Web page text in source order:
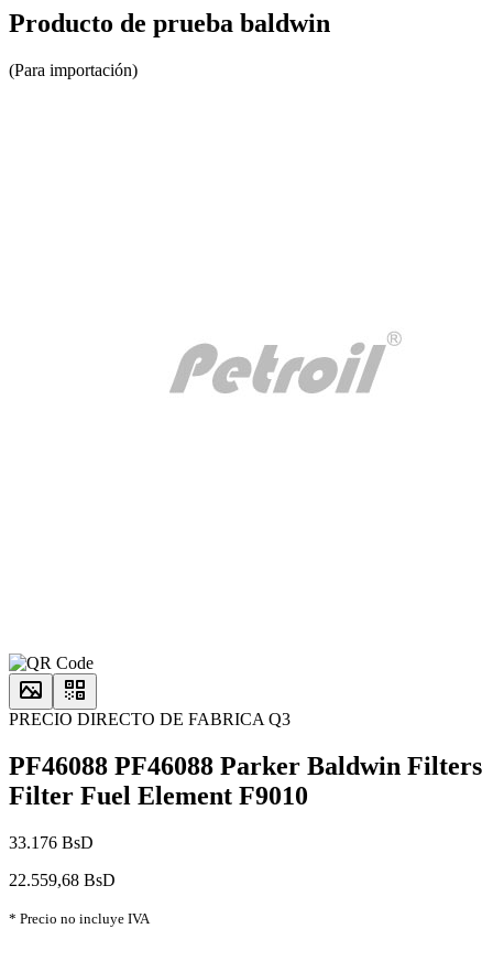
Producto de prueba baldwin
(Para importación)
PRECIO DIRECTO DE FABRICA Q3
PF46088 PF46088 Parker Baldwin Filters
Filter Fuel Element F9010
33.176 BsD
22.559,68 BsD
* Precio no incluye IVA